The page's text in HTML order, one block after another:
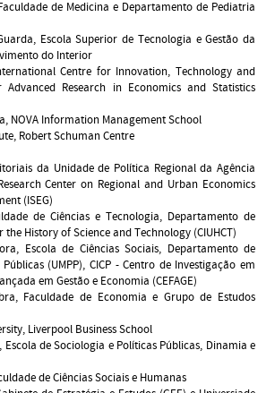
de Medicina e Departamento de Pediatria
Escola Superior de Tecnologia e Gestão da
do Interior
Centre for Innovation, Technology and
Research in Economics and Statistics
NOVA Information Management School
Robert Schuman Centre
da Unidade de Política Regional da Agência
Center on Regional and Urban Economics
(ISEG)
de Ciências e Tecnologia, Departamento de
History of Science and Technology (CIUHCT)
Escola de Ciências Sociais, Departamento de
(UMPP), CICP - Centro de Investigação em
em Gestão e Economia (CEFAGE)
Faculdade de Economia e Grupo de Estudos
Liverpool Business School
de Sociologia e Políticas Públicas, Dinamia e
de Ciências Sociais e Humanas